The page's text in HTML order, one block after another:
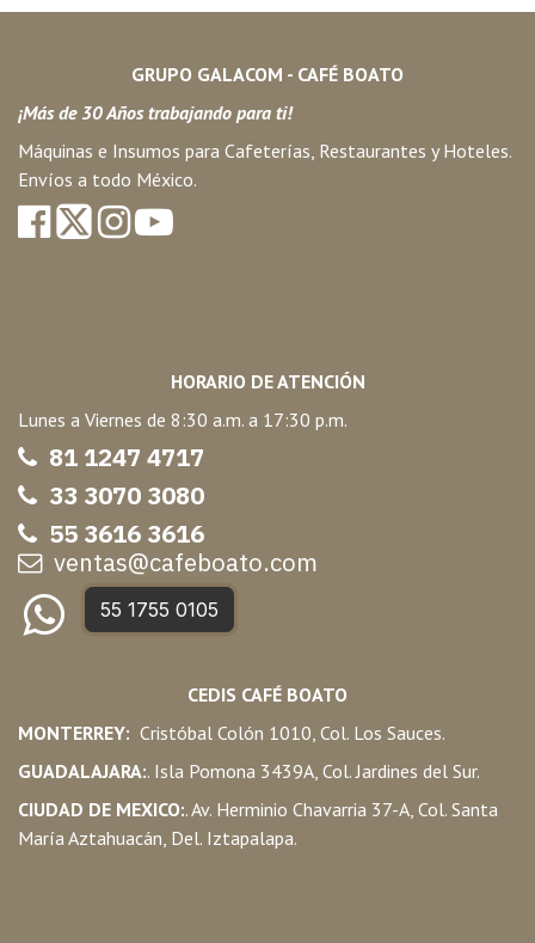
GRUPO GALACOM - CAFÉ BOATO
¡Más de 30 Años trabajando para ti!
Máquinas e Insumos para Cafeterías, Restaurantes y Hoteles.
Envíos a todo México.
HORARIO DE ATENCIÓN
Lunes a Viernes de 8:30 a.m. a 17:30 p.m.
81 1247 4717
33 3070 3080
55 3616 3616
ventas@cafeboato.com
55 1755 0105
CEDIS CAFÉ BOATO
MONTERREY: Cristóbal Colón 1010, Col. Los Sauces.
GUADALAJARA:. Isla Pomona 3439A, Col. Jardines del Sur.
CIUDAD DE MEXICO:. Av. Herminio Chavarria 37-A, Col. Santa
María Aztahuacán, Del. Iztapalapa.